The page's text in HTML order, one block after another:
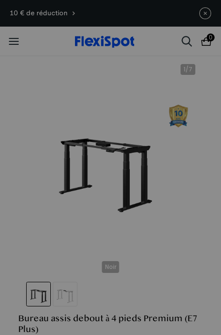
Offres du 10e anniversaire | C7
Morpher dès 579,99 €
: 14
0
1/7
Noir
Bureau assis debout à 4 pieds Premium (E7
Plus)
10 € de réduction